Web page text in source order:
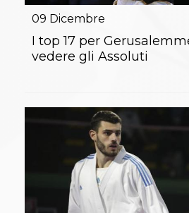
09 Dicembre
I top 17 per
vedere gli Assoluti